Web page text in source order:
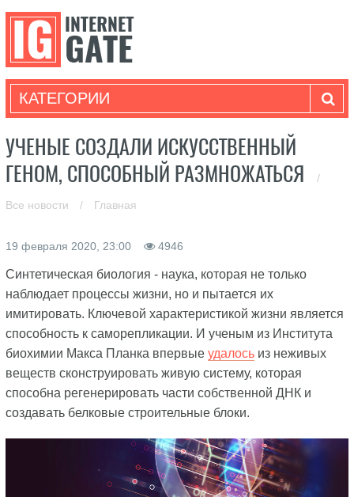
КАТЕГОРИИ
УЧЕНЫЕ СОЗДАЛИ ИСКУССТВЕННЫЙ
ГЕНОМ, СПОСОБНЫЙ РАЗМНОЖАТЬСЯ
/
Все новости / Главная
19 февраля 2020, 23:00 4946
Синтетическая биология - наука, которая не только
наблюдает процессы жизни, но и пытается их
имитировать. Ключевой характеристикой жизни является
способность к саморепликации. И ученым из Института
биохимии Макса Планка впервые удалосьиз неживых
веществ сконструировать живую систему, которая
способна регенерировать части собственной ДНК и
создавать белковые строительные блоки.